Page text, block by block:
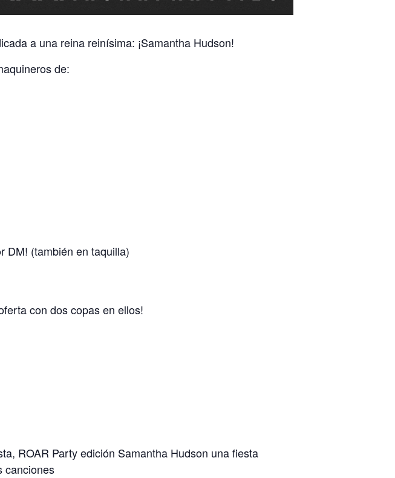
a una reina reinísima: ¡Samantha Hudson!
de:
DM! (también en taquilla)
con dos copas en ellos!
ROAR Party edición Samantha Hudson una fiesta
canciones